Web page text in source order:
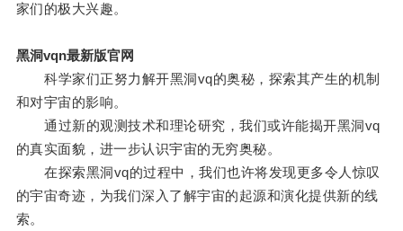
家们的极大兴趣。
黑洞vqn最新版官网
科学家们正努力解开黑洞vq的奥秘，探索其产生的机制
和对宇宙的影响。
通过新的观测技术和理论研究，我们或许能揭开黑洞vq
的真实面貌，进一步认识宇宙的无穷奥秘。
在探索黑洞vq的过程中，我们也许将发现更多令人惊叹
的宇宙奇迹，为我们深入了解宇宙的起源和演化提供新的线
索。